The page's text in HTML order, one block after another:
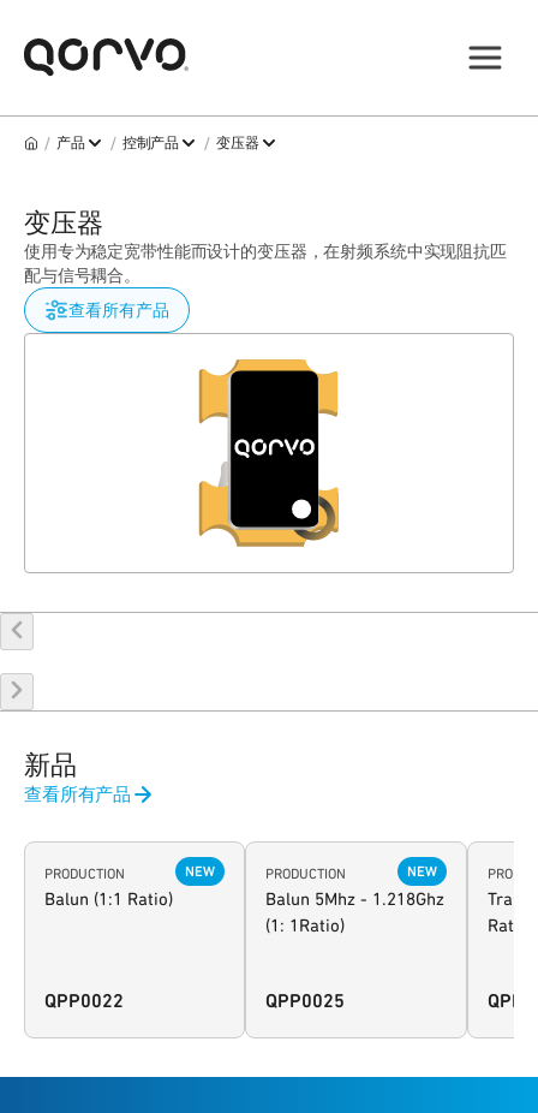
/ 产品 / 控制产品 / 变压器
变压器
使用专为稳定宽带性能而设计的变压器，在射频系统中实现阻抗匹
配与信号耦合。
查看所有产品
新品
查看所有产品
PRODUCTION NEW
Balun (1:1 Ratio)
QPP0022
PRODUCTION NEW
Balun 5Mhz - 1.218Ghz
(1: 1Ratio)
QPP0025
Ratio)